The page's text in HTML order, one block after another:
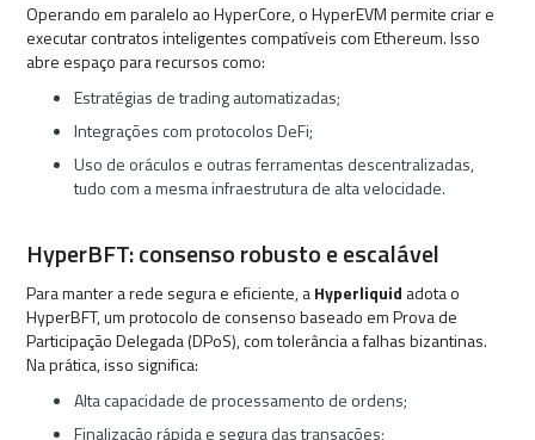
Operando em paralelo ao HyperCore, o HyperEVM permite criar e
executar contratos inteligentes compatíveis com Ethereum. Isso
abre espaço para recursos como:
Estratégias de trading automatizadas;
Integrações com protocolos DeFi;
Uso de oráculos e outras ferramentas descentralizadas,
tudo com a mesma infraestrutura de alta velocidade.
HyperBFT: consenso robusto e escalável
Para manter a rede segura e eficiente, aHyperliquid adota o
HyperBFT, um protocolo de consenso baseado em Prova de
Participação Delegada (DPoS), com tolerância a falhas bizantinas.
Na prática, isso significa:
Alta capacidade de processamento de ordens;
Finalização rápida e segura das transações;